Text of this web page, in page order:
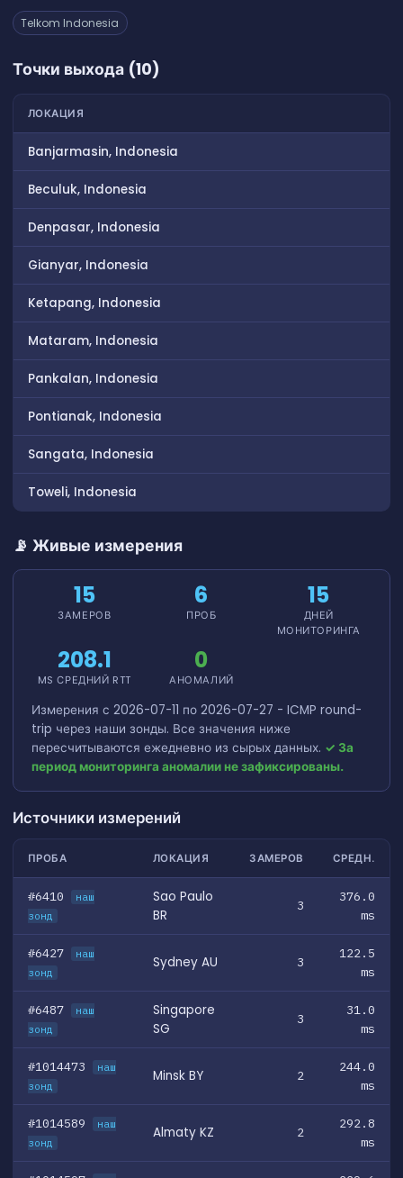
Telkom Indonesia
Точки выхода (10)
ЛОКАЦИЯ
Banjarmasin, Indonesia
Beculuk, Indonesia
Denpasar, Indonesia
Gianyar, Indonesia
Ketapang, Indonesia
Mataram, Indonesia
Pankalan, Indonesia
Pontianak, Indonesia
Sangata, Indonesia
Toweli, Indonesia
📡 Живые измерения
15
ЗАМЕРОВ
6
ПРОБ
15
ДНЕЙ
МОНИТОРИНГА
208.1
MS СРЕДНИЙ RTT
0
АНОМАЛИЙ
Измерения с 2026-07-11 по 2026-07-27 - ICMP round-
trip через наши зонды. Все значения ниже
пересчитываются ежедневно из сырых данных. ✓ За
период мониторинга аномалии не зафиксированы.
Источники измерений
ПРОБА ЛОКАЦИЯ ЗАМЕРОВ СРЕДН.
#6410
наш
зонд
Sao Paulo
BR
3
376.0
ms
#6427
наш
зонд
Sydney AU 3
122.5
ms
#6487
наш
зонд
Singapore
SG
3
31.0
ms
#1014473
наш
зонд
Minsk BY 2
244.0
ms
#1014589
наш
зонд
Almaty KZ 2
292.8
ms